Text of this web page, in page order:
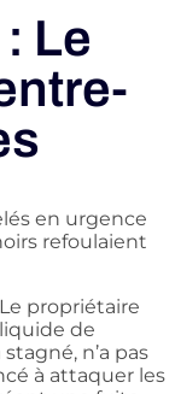
Le
en urgence
refoulaient
Le propriétaire
de
n’a pas
à attaquer les